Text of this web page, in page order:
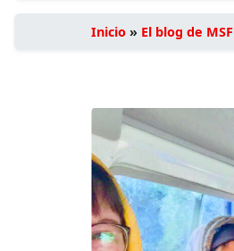
Inicio » El blog de MSF